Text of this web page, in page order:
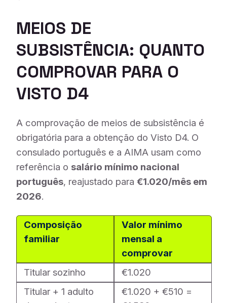
MEIOS DE
SUBSISTÊNCIA: QUANTO
COMPROVAR PARA O
VISTO D4
A comprovação de meios de subsistência é
obrigatória para a obtenção do Visto D4. O
consulado português e a AIMA usam como
referência o salário mínimo nacional
português, reajustado para€1.020/mês em
2026.
Composição
familiar
Valor mínimo
mensal a
comprovar
Titular sozinho
€1.020
Titular + 1 adulto
€1.020 + €510 =